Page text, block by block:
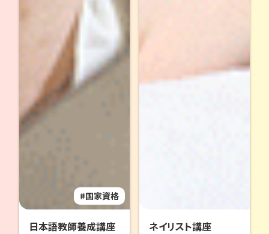
日本語教師養成講座
国家資格
ネイリスト講座